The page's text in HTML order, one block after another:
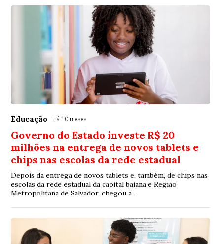
Educação Há 10 meses
Governo do Estado investe R$ 20
milhões na entrega de novos tablets e
chips nas escolas da rede estadual
Depois da entrega de novos tablets e, também, de chips nas
escolas da rede estadual da capital baiana e Região
Metropolitana de Salvador, chegou a ...